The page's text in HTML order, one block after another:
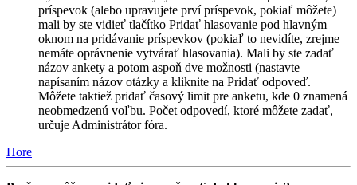
príspevok (alebo upravujete prví príspevok, pokiaľ môžete)
mali by ste vidieť tlačítko Pridať hlasovanie pod hlavným
oknom na pridávanie príspevkov (pokiaľ to nevidíte, zrejme
nemáte oprávnenie vytvárať hlasovania). Mali by ste zadať
názov ankety a potom aspoň dve možnosti (nastavte
napísaním názov otázky a kliknite na Pridať odpoveď.
Môžete taktiež pridať časový limit pre anketu, kde 0 znamená
neobmedzenú voľbu. Počet odpovedí, ktoré môžete zadať,
určuje Administrátor fóra.
Hore